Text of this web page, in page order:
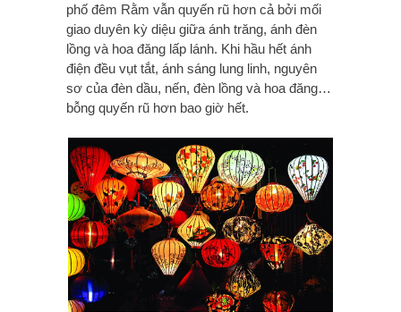
phố đêm Rằm vẫn quyến rũ hơn cả bởi mối
giao duyên kỳ diệu giữa ánh trăng, ánh đèn
lồng và hoa đăng lấp lánh. Khi hầu hết ánh
điện đều vụt tắt, ánh sáng lung linh, nguyên
sơ của đèn dầu, nến, đèn lồng và hoa đăng…
bỗng quyến rũ hơn bao giờ hết.